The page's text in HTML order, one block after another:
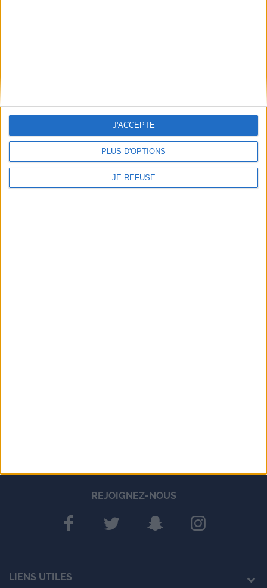
PLUS D'OPTIONS
JE REFUSE
J'ACCEPTE
REJOIGNEZ-NOUS
LIENS UTILES